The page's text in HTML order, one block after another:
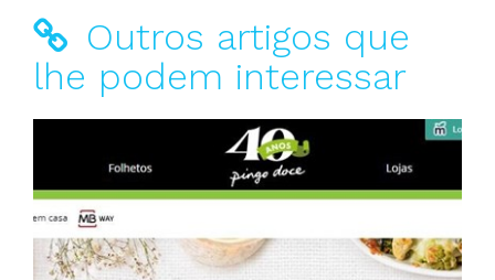
Outros artigos que
lhe podem interessar